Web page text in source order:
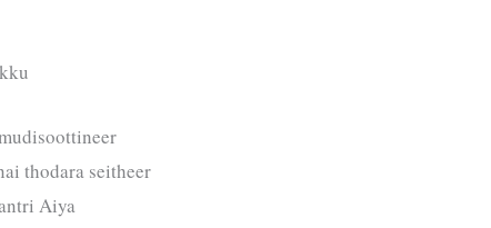
thodara seitheer
Aiya